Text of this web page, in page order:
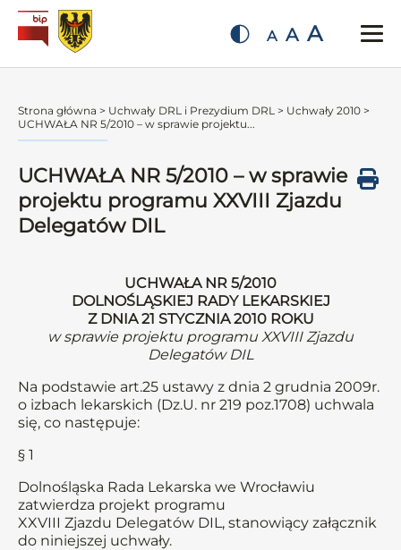
A A A
Strona główna > Uchwały DRL i Prezydium DRL > Uchwały 2010 >
UCHWAŁA NR 5/2010 – w sprawie projektu...
UCHWAŁA NR 5/2010 – w sprawie
projektu programu XXVIII Zjazdu
Delegatów DIL
UCHWAŁA NR 5/2010
DOLNOŚLĄSKIEJ RADY LEKARSKIEJ
Z DNIA 21 STYCZNIA 2010 ROKU
w sprawie projektu programu XXVIII Zjazdu
Delegatów DIL
Na podstawie art.25 ustawy z dnia 2 grudnia 2009r.
o izbach lekarskich (Dz.U. nr 219 poz.1708) uchwala
się, co następuje:
§ 1
Dolnośląska Rada Lekarska we Wrocławiu
zatwierdza projekt programu
XXVIII Zjazdu Delegatów DIL, stanowiący załącznik
do niniejszej uchwały.